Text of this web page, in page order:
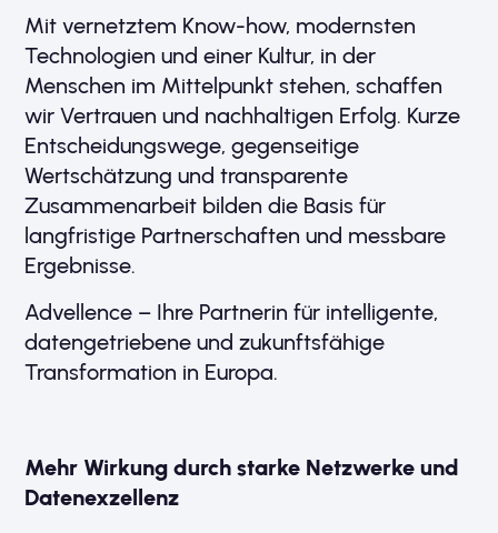
Mit vernetztem Know-how, modernsten
Technologien und einer Kultur, in der
Menschen im Mittelpunkt stehen, schaffen
wir Vertrauen und nachhaltigen Erfolg. Kurze
Entscheidungswege, gegenseitige
Wertschätzung und transparente
Zusammenarbeit bilden die Basis für
langfristige Partnerschaften und messbare
Ergebnisse.
Advellence – Ihre Partnerin für intelligente,
datengetriebene und zukunftsfähige
Transformation in Europa.
Mehr Wirkung durch starke Netzwerke und
Datenexzellenz